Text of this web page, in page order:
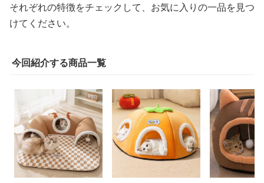
それぞれの特徴をチェックして、お気に入りの一品を見つ
けてください。
今回紹介する商品一覧